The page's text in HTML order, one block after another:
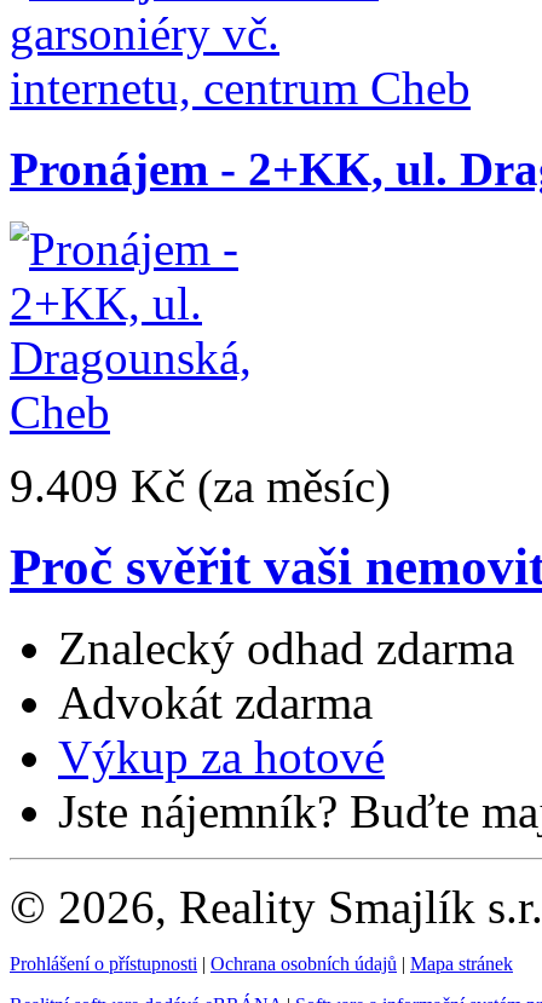
Pronájem - 2+KK, ul.
9.409 Kč (za měsíc)
Proč svěřit vaši
Znalecký odhad zdarma
Advokát zdarma
Výkup za hotové
Jste nájemník? Buďte
© 2026, Reality Smajlík
Prohlášení o přístupnosti | Ochrana osobních údajů | Mapa stránek